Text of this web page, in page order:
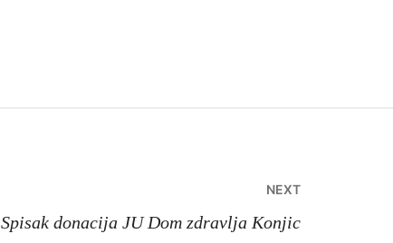
NEXT
Spisak donacija JU Dom zdravlja Konjic